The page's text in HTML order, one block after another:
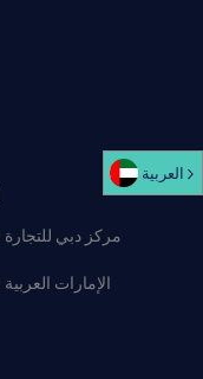
مركز دبي للتجارة
الإمارات
العربية‏